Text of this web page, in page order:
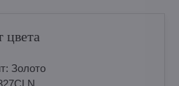
цвета
Золотo